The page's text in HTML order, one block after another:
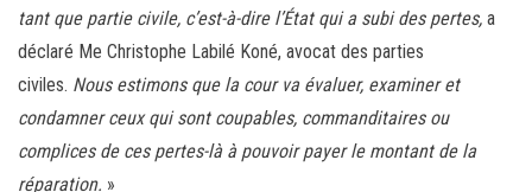
tant que partie civile, c’est-à-dire l’État qui a subi des pertes, a
déclaré Me Christophe Labilé Koné, avocat des parties
civiles. Nous estimons que la cour va évaluer, examiner et
condamner ceux qui sont coupables, commanditaires ou
complices de ces pertes-là à pouvoir payer le montant de la
réparation. »